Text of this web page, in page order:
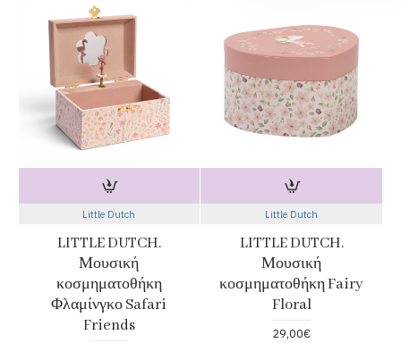
Little Dutch
LITTLE DUTCH.
Μουσική
κοσμηματοθήκη
Φλαμίνγκο Safari
Friends
Little Dutch
LITTLE DUTCH.
Μουσική
κοσμηματοθήκη Fairy
Floral
29,00€